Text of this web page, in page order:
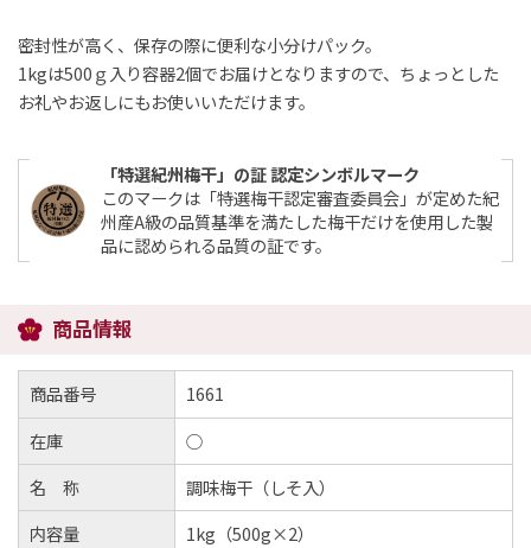
商品番号
1661
在庫
○
名 称
調味梅干（しそ入）
内容量
1kg（500g×2）
密封性が高く、保存の際に便利な小分けパック。
1kgは500ｇ入り容器2個でお届けとなりますので、ちょっとした
お礼やお返しにもお使いいただけます。
商品情報
「特選紀州梅干」の証 認定シンボルマーク
このマークは「特選梅干認定審査委員会」が定めた紀
州産A級の品質基準を満たした梅干だけを使用した製
品に認められる品質の証です。